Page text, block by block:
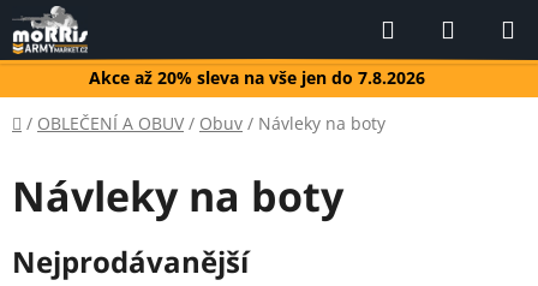
Přejít
na
obsah
Akce až 20% sleva na vše jen do 7.8.2026
Hledat
KOŠÍK
Domů
/ OBLEČENÍ A OBUV / Obuv / Návleky na boty
Návleky na boty
Nejprodávanější